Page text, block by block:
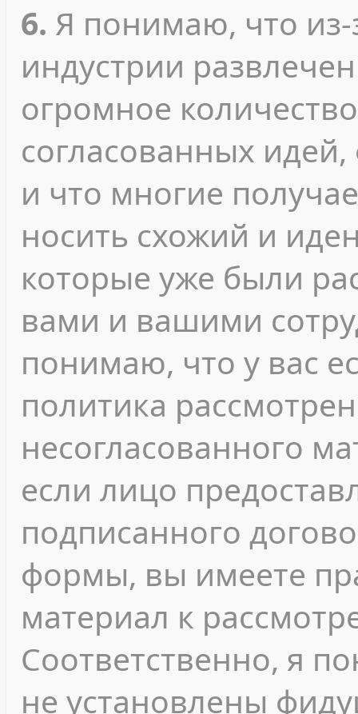
6. Я понимаю, что из-
индустрии
огромное
согласованных
и что многие
носить схожий и
которые уже были
вами и вашими
понимаю, что у вас
политика
несогласованного
если лицо
подписанного
формы, вы имеете
материал к
Соответственно, я
не установлены